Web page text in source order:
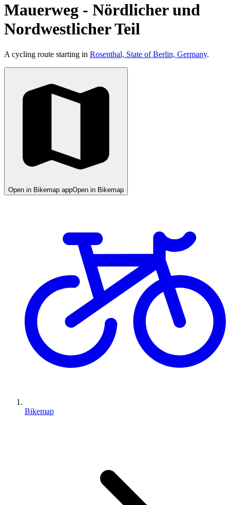
Mauerweg - Nördlicher und
Nordwestlicher Teil
A cycling route starting in Rosenthal, State of Berlin, Germany.
Open in Bikemap appOpen in Bikemap
Bikemap